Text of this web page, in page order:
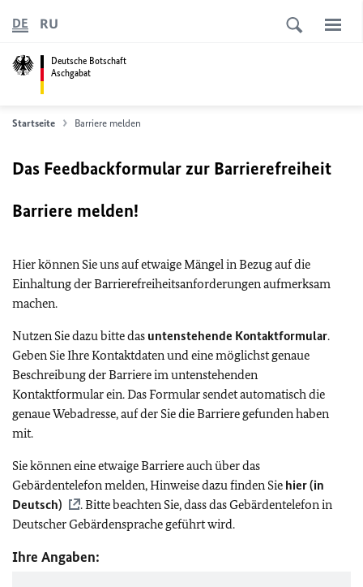
Deutsche Botschaft
Aschgabat
DE RU
Startseite Barriere melden
Das Feedbackformular zur Barrierefreiheit
Barriere melden!
Hier können Sie uns auf etwaige Mängel in Bezug auf die
Einhaltung der Barrierefreiheitsanforderungen aufmerksam
machen.
Nutzen Sie dazu bitte das untenstehende Kontaktformular.
Geben Sie Ihre Kontaktdaten und eine möglichst genaue
Beschreibung der Barriere im untenstehenden
Kontaktformular ein. Das Formular sendet automatisch die
genaue Webadresse, auf der Sie die Barriere gefunden haben
mit.
Sie können eine etwaige Barriere auch über das
Gebärdentelefon melden, Hinweise dazu finden Sie hier (in
Deutsch)
. Bitte beachten Sie, dass das Gebärdentelefon in
Deutscher Gebärdensprache geführt wird.
Ihre Angaben: